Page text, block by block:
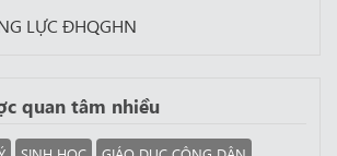
LỰC ĐHQGHN
quan tâm nhiều